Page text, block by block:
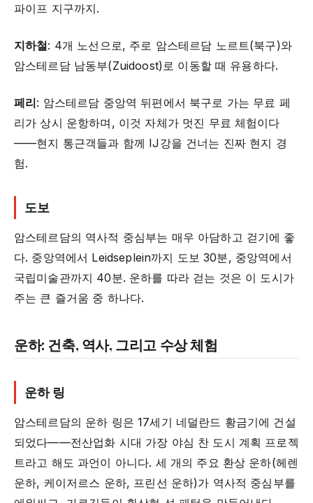
파이프 지구까지.
지하철: 4개 노선으로, 주로 암스테르담 노르트(북구)와
암스테르담 남동부(Zuidoost)로 이동할 때 유용하다.
페리: 암스테르담 중앙역 뒤편에서 북구로 가는 무료 페
리가 상시 운항하며, 이것 자체가 멋진 무료 체험이다
——현지 통근객들과 함께 IJ강을 건너는 진짜 현지 경
험.
도보
암스테르담의 역사적 중심부는 매우 아담하고 걷기에 좋
다. 중앙역에서 Leidseplein까지 도보 30분, 중앙역에서
국립미술관까지 40분. 운하를 따라 걷는 것은 이 도시가
주는 큰 즐거움 중 하나다.
운하: 건축, 역사, 그리고 수상 체험
운하 링
암스테르담의 운하 링은 17세기 네덜란드 황금기에 건설
되었다——전산업화 시대 가장 야심 찬 도시 계획 프로젝
트라고 해도 과언이 아니다. 세 개의 주요 환상 운하(헤렌
운하, 케이저르스 운하, 프린선 운하)가 역사적 중심부를